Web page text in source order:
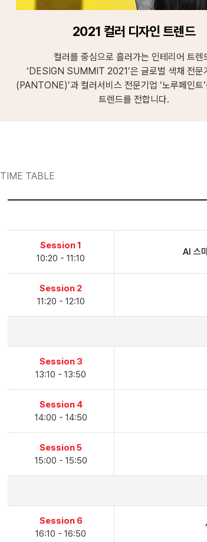
2021 컬러 디자인 트렌드
컬러를 중심으로 흘러가는 인테리어 트렌
‘DESIGN SUMMIT 2021’은 글로벌 색채 전문
(PANTONE)’과 컬러서비스 전문기업 ‘노루페인트
트렌드를 전합니다.
TIME TABLE
Session 1
10:20 - 11:10
AI 스
Session 2
11:20 - 12:10
Session 3
13:10 - 13:50
Session 4
14:00 - 14:50
Session 5
15:00 - 15:50
Session 6
16:10 - 16:50